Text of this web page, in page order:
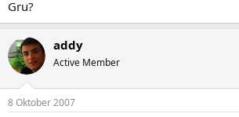
Gru?
addy
Active Member
8 Oktober 2007